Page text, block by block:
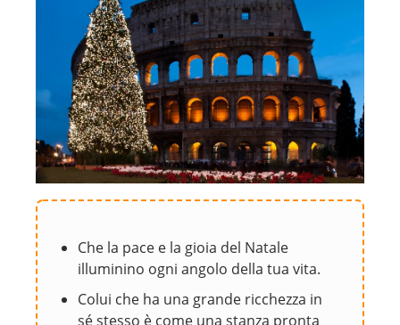
Che la pace e la gioia del Natale
illuminino ogni angolo della tua vita.
Colui che ha una grande ricchezza in
sé stesso è come una stanza pronta